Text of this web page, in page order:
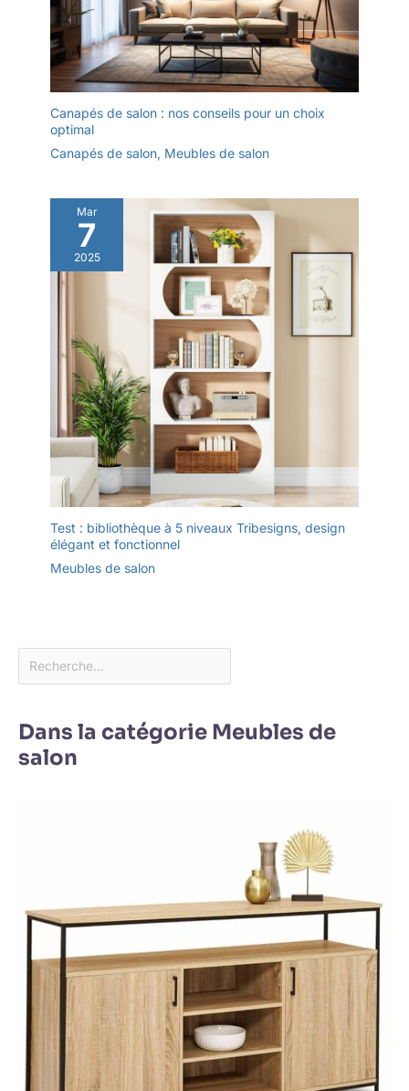
bureau et votre espace de
travail. La vitrine en verre crée
un espace de présentation
soigné, et cette Étagère à jouets
vous permet d’aménager un
espace personnalisé pour
ranger et exposer vos articles
Canapés de salon : nos conseils pour un choix
optimal
Canapés de salon, Meubles de salon
Mar
7
2025
Test : bibliothèque à 5 niveaux Tribesigns, design
élégant et fonctionnel
Meubles de salon
Dans la catégorie Meubles de
salon